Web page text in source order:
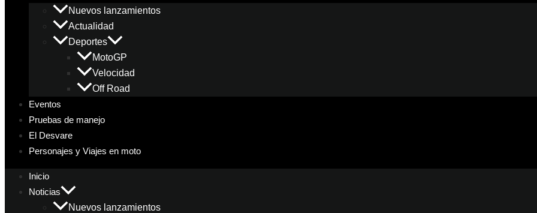
Nuevos lanzamientos
Actualidad
Deportes
MotoGP
Velocidad
Off Road
Eventos
Pruebas de manejo
El Desvare
Personajes y Viajes en moto
Inicio
Noticias
Nuevos lanzamientos